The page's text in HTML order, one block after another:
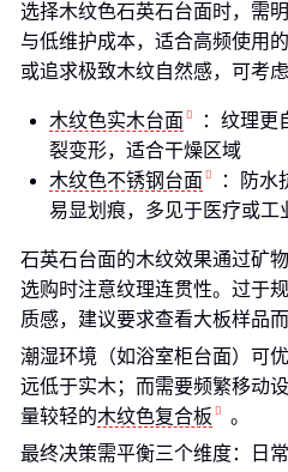
选择木纹色石英石台面时，需
与低维护成本，适合高频使用
或追求极致木纹自然感，可考
木纹色实木台面
：纹理更
裂变形，适合干燥区域
木纹色不锈钢台面
：防水
易显划痕，多见于医疗或工
石英石台面的木纹效果通过矿
选购时注意纹理连贯性。过于
质感，建议要求查看大板样品而
潮湿环境（如浴室柜台面）可
远低于实木；而需要频繁移动
量较轻的木纹色复合板
。
最终决策需平衡三个维度：日